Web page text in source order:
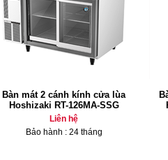
Bàn mát 2 cánh kính cửa lùa
Hoshizaki RT-126MA-SSG
Liên hệ
Bảo hành : 24 tháng